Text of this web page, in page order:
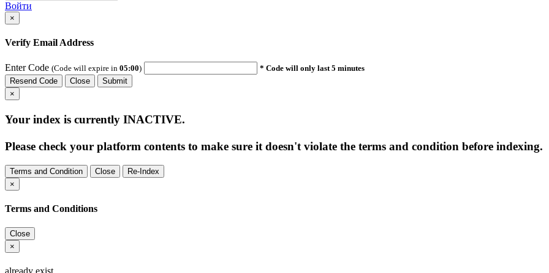
Войти
×
Verify Email Address
Enter Code (Code will expire in 05:00)
* Code will only last 5 minutes
Resend Code
Close
Submit
×
Your index is currently INACTIVE.
Please check your platform contents to make sure it doesn't violate the terms and condition before indexing.
Terms and Condition Close
Re-Index
×
Terms and Conditions
Close
×